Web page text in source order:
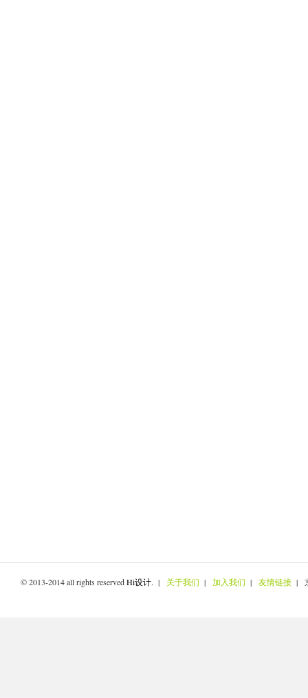
© 2013-2014 all rights reservedHi设计. | 关于我们 | 加入我们 | 友情链接 |